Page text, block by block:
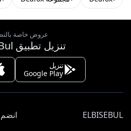
عروض خاصة
تنزيل تطبيق ElbiseBul
تنزيل
Google Play
ELBISEBUL
انضم